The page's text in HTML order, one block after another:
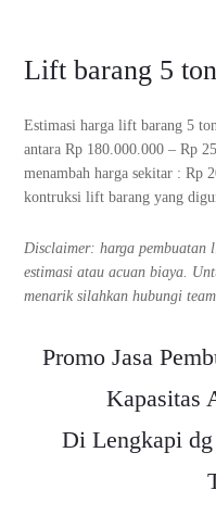
Lift barang 5
Estimasi harga lift barang 5
antara Rp 180.000.000 – Rp
menambah harga sekitar : Rp
kontruksi lift barang yang
Disclaimer: harga pembuatan
estimasi atau acuan biaya.
menarik silahkan hubungi
Promo Jasa
Kapasitas
Di Lengkapi